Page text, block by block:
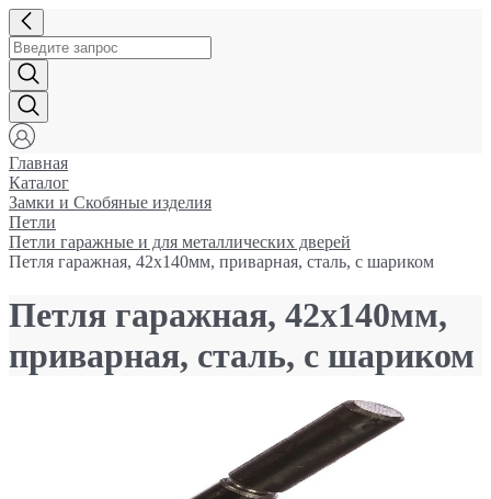
Главная
Каталог
Замки и Cкобяные изделия
Петли
Петли гаражные и для металлических дверей
Петля гаражная, 42х140мм, приварная, сталь, с шариком
Петля гаражная, 42х140мм,
приварная, сталь, с шариком